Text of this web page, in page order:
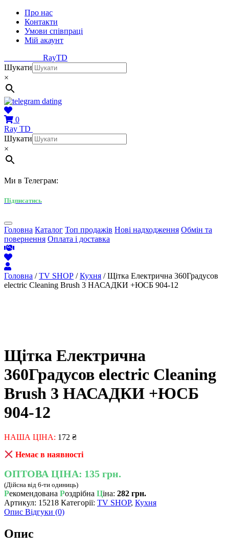
Про нас
Контакти
Умови співпраці
Мій акаунт
RayTD
Шукати
×
0
Ray TD
Шукати
×
Ми в Телеграм:
Підписатись
Головна Каталог Топ продажів Нові надходження Обмін та
повернення Оплата і доставка
Головна /TV SHOP /Кухня / Щітка Електрична 360Градусов
electric Cleaning Brush 3 НАСАДКИ +ЮСБ 904-12
Щітка Електрична
360Градусов electric Cleaning
Brush 3 НАСАДКИ +ЮСБ
904-12
НАША ЦІНА: 172 ₴
Немає в наявності
ОПТОВА ЦІНА: 135 грн.
(Дійсна від 6-ти одиниць)
Рекомендована Роздрібна Ціна: 282 грн.
Артикул: 15218 Категорії: TV SHOP, Кухня
Опис Відгуки (0)
Опис